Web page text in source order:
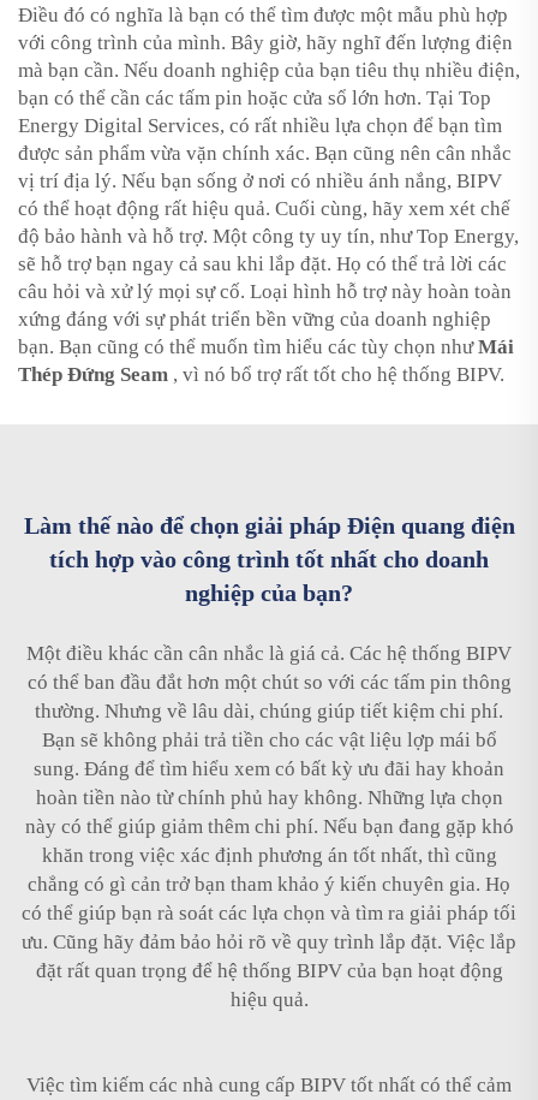
Điều đó có nghĩa là bạn có thể tìm được một mẫu phù hợp
với công trình của mình. Bây giờ, hãy nghĩ đến lượng điện
mà bạn cần. Nếu doanh nghiệp của bạn tiêu thụ nhiều điện,
bạn có thể cần các tấm pin hoặc cửa sổ lớn hơn. Tại Top
Energy Digital Services, có rất nhiều lựa chọn để bạn tìm
được sản phẩm vừa vặn chính xác. Bạn cũng nên cân nhắc
vị trí địa lý. Nếu bạn sống ở nơi có nhiều ánh nắng, BIPV
có thể hoạt động rất hiệu quả. Cuối cùng, hãy xem xét chế
độ bảo hành và hỗ trợ. Một công ty uy tín, như Top Energy,
sẽ hỗ trợ bạn ngay cả sau khi lắp đặt. Họ có thể trả lời các
câu hỏi và xử lý mọi sự cố. Loại hình hỗ trợ này hoàn toàn
xứng đáng với sự phát triển bền vững của doanh nghiệp
bạn. Bạn cũng có thể muốn tìm hiểu các tùy chọn nhưMái
Thép Đứng Seam , vì nó bổ trợ rất tốt cho hệ thống BIPV.
Làm thế nào để chọn giải pháp Điện quang điện
tích hợp vào công trình tốt nhất cho doanh
nghiệp của bạn?
Một điều khác cần cân nhắc là giá cả. Các hệ thống BIPV
có thể ban đầu đắt hơn một chút so với các tấm pin thông
thường. Nhưng về lâu dài, chúng giúp tiết kiệm chi phí.
Bạn sẽ không phải trả tiền cho các vật liệu lợp mái bổ
sung. Đáng để tìm hiểu xem có bất kỳ ưu đãi hay khoản
hoàn tiền nào từ chính phủ hay không. Những lựa chọn
này có thể giúp giảm thêm chi phí. Nếu bạn đang gặp khó
khăn trong việc xác định phương án tốt nhất, thì cũng
chẳng có gì cản trở bạn tham khảo ý kiến chuyên gia. Họ
có thể giúp bạn rà soát các lựa chọn và tìm ra giải pháp tối
ưu. Cũng hãy đảm bảo hỏi rõ về quy trình lắp đặt. Việc lắp
đặt rất quan trọng để hệ thống BIPV của bạn hoạt động
hiệu quả.
Việc tìm kiếm các nhà cung cấp BIPV tốt nhất có thể cảm